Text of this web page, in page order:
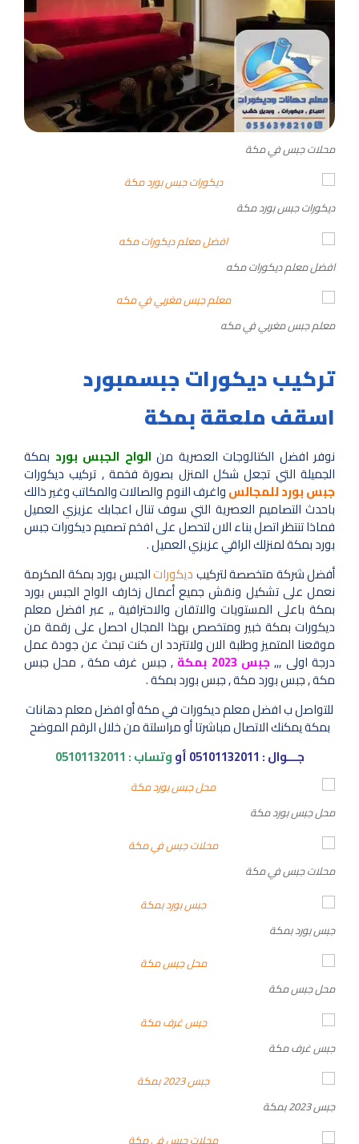
محلات جبس في مكة
ديكورات جبس بورد مكة
افضل معلم ديكورات مكه
معلم جبس مغربي في مكه
تركيب ديكورات جبسمبورد
اسقف ملعقة بمكة
نوفر افضل الكتالوجات العصرية من الواح الجبس بورد بمكة
الجميلة التي تجعل شكل المنزل بصورة فخمة , تركيب ديكورات
جبس بورد للمجالسواغرف النوم والصالات والمكاتب وغير ذالك
باحدث التصاميم العصرية التي سوف تنال اعجابك عزيزي العميل
فماذا تنتظر اتصل بناء الان لتحصل على افخم تصميم ديكورات جبس
بورد بمكة لمنزلك الراقي عزيزي العميل .
أفضل شركة متخصصة لتركيبديكوراتالجبس بورد بمكة المكرمة
نعمل على تشكيل ونقش جميع أعمال زخارف الواح الجبس بورد
بمكة باعلى المستويات والاتقان والاحترافية ,, عبر افضل معلم
ديكورات بمكة خبير ومتخصص بهذا المجال احصل على رقمة من
موقعنا المتميز وطلبة الان ولاتتردد ان كنت تبحث عن جودة عمل
درجة اولى ,,, جبس 2023 بمكة , جبس غرف مكة , محل جبس
مكة , جبس بورد مكة , جبس بورد بمكة .
للتواصل ب افضل معلم ديكورات في مكة أو افضل معلم دهانات
بمكة يمكنك الاتصال مباشرتا أو مراسلتة من خلال الرقم الموضح
جـــوال : 05101132011أووتساب : 05101132011
محل جبس بورد مكة
محلات جبس في مكة
جبس بورد بمكة
محل جبس مكة
جبس غرف مكة
جبس 2023 بمكة